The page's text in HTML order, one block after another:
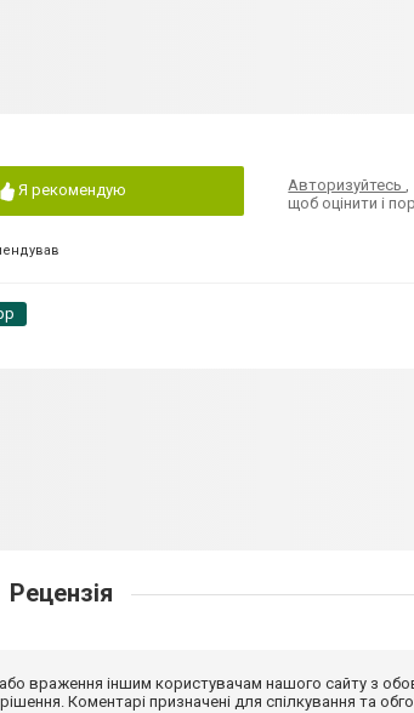
Я рекомендую Авторизуйтесь,
щоб оцінити і
Рецензія
враження іншим користувачам нашого сайту з
Коментарі призначені для спілкування та